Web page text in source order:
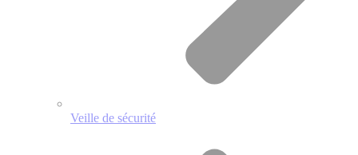
Veille de sécurité